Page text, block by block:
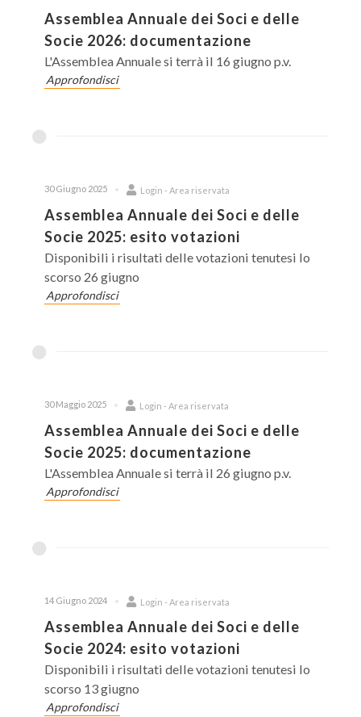
Assemblea Annuale dei Soci e delle
Socie 2026: documentazione
L'Assemblea Annuale si terrà il 16 giugno p.v.
Approfondisci
30 Giugno 2025 Login - Area riservata
Assemblea Annuale dei Soci e delle
Socie 2025: esito votazioni
Disponibili i risultati delle votazioni tenutesi lo
scorso 26 giugno
Approfondisci
30 Maggio 2025 Login - Area riservata
Assemblea Annuale dei Soci e delle
Socie 2025: documentazione
L'Assemblea Annuale si terrà il 26 giugno p.v.
Approfondisci
14 Giugno 2024 Login - Area riservata
Assemblea Annuale dei Soci e delle
Socie 2024: esito votazioni
Disponibili i risultati delle votazioni tenutesi lo
scorso 13 giugno
Approfondisci